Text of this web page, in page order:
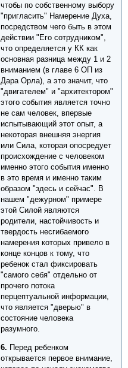
чтобы по собственному выбору
"пригласить" Намерение Духа,
посредством чего быть в этом
действии "Его сотрудником",
что определяется у КК как
основная разница между 1 и 2
вниманием (в главе 6 ОП из
Дара Орла), а это значит, что
"двигателем" и "архитектором"
этого события является точно
не сам человек, впервые
испытывающий этот опыт, а
некоторая внешняя энергия
или Сила, которая опосредует
происхождение с человеком
именно этого события именно
в это время и именно таким
образом "здесь и сейчас". В
нашем "дежурном" примере
этой Силой являются
родители, настойчивость и
твердость несгибаемого
намерения которых привело в
конце концов к тому, что
ребенок стал фиксировать
"самого себя" отдельно от
прочего потока
перцептуальной информации,
что является "дверью" в
состояние человека
разумного.
6. Перед ребенком
открывается первое внимание,